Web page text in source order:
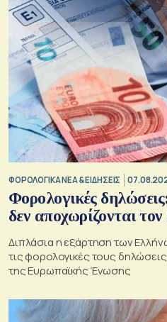
ΦΟΡΟΛΟΓΙΚΑ ΝΕΑ & EΙΔΗΣΕΙΣ
Φορολογικές
δεν αποχωρίζονται τον
Διπλάσια η εξάρτηση των
τις φορολογικές τους
της Ευρωπαϊκής Ένωσης